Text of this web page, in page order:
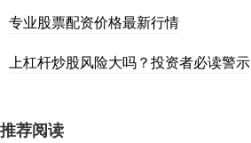
专业股票配资价格最新行情
上杠杆炒股风险大吗？投资者必读警示
推荐阅读